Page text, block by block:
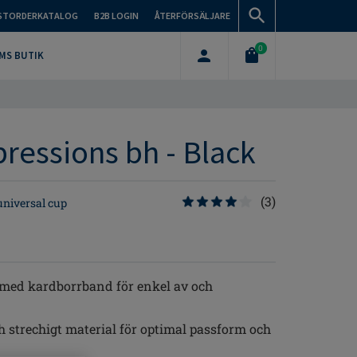
B2B LOGIN ÅTERFÖRSÄLJARE
BUTIK
0
bh - Black
cup (3)
kardborrband för enkel av och
material för optimal passform och